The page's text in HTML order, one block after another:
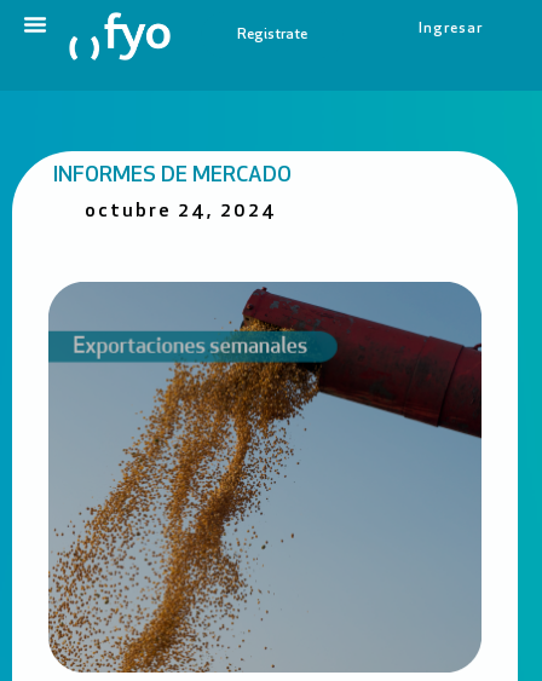
Registrate Ingresar
INFORMES DE MERCADO
octubre 24, 2024